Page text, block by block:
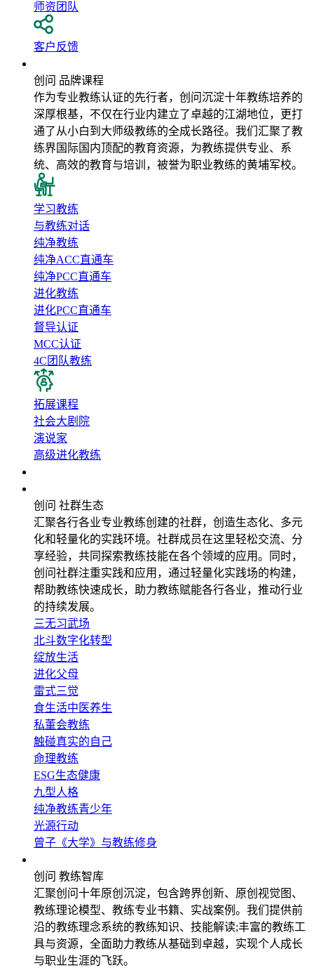
师资团队
客户反馈
创问 品牌课程
作为专业教练认证的先行者，创问沉淀十年教练培养的
深厚根基，不仅在行业内建立了卓越的江湖地位，更打
通了从小白到大师级教练的全成长路径。我们汇聚了教
练界国际国内顶配的教育资源，为教练提供专业、系
统、高效的教育与培训，被誉为职业教练的黄埔军校。
学习教练
与教练对话
纯净教练
纯净ACC直通车
纯净PCC直通车
进化教练
进化PCC直通车
督导认证
MCC认证
4C团队教练
拓展课程
社会大剧院
演说家
高级进化教练
创问 社群生态
汇聚各行各业专业教练创建的社群，创造生态化、多元
化和轻量化的实践环境。社群成员在这里轻松交流、分
享经验，共同探索教练技能在各个领域的应用。同时，
创问社群注重实践和应用，通过轻量化实践场的构建，
帮助教练快速成长，助力教练赋能各行各业，推动行业
的持续发展。
三无习武场
北斗数字化转型
绽放生活
进化父母
雷式三觉
食生活中医养生
私董会教练
触碰真实的自己
命理教练
ESG生态健康
九型人格
纯净教练青少年
光源行动
曾子《大学》与教练修身
创问 教练智库
汇聚创问十年原创沉淀，包含跨界创新、原创视觉图、
教练理论模型、教练专业书籍、实战案例。我们提供前
沿的教练理念系统的教练知识、技能解读;丰富的教练工
具与资源，全面助力教练从基础到卓越，实现个人成长
与职业生涯的飞跃。